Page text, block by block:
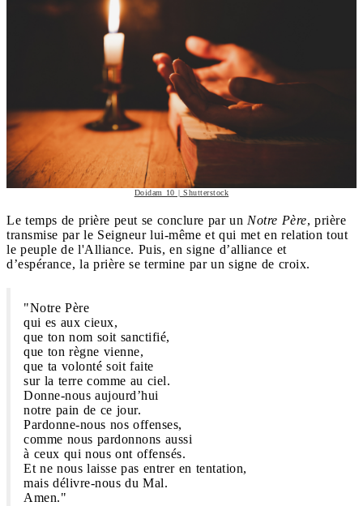
Doidam 10 | Shutterstock
Le temps de prière peut se conclure par un Notre Père, prière
transmise par le Seigneur lui-même et qui met en relation tout
le peuple de l'Alliance. Puis, en signe d’alliance et
d’espérance, la prière se termine par un signe de croix.
"Notre Père
qui es aux cieux,
que ton nom soit sanctifié,
que ton règne vienne,
que ta volonté soit faite
sur la terre comme au ciel.
Donne-nous aujourd’hui
notre pain de ce jour.
Pardonne-nous nos offenses,
comme nous pardonnons aussi
à ceux qui nous ont offensés.
Et ne nous laisse pas entrer en tentation,
mais délivre-nous du Mal.
Amen."